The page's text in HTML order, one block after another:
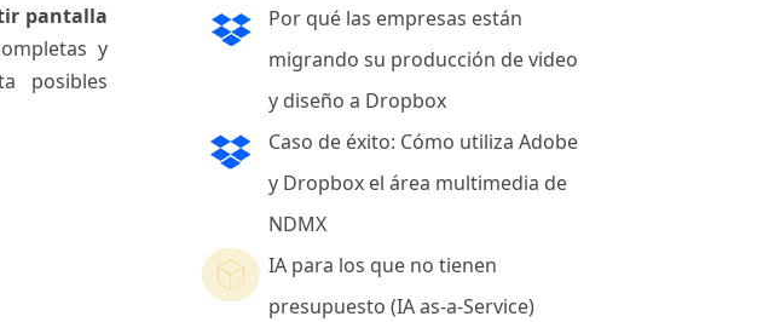
pantalla
y
posibles
Por qué las empresas están
migrando su producción de video
y diseño a Dropbox
Caso de éxito: Cómo utiliza Adobe
y Dropbox el área multimedia de
NDMX
IA para los que no tienen
presupuesto (IA as-a-Service)